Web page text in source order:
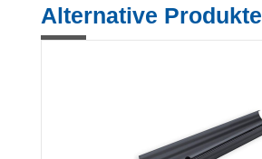
Produktgalerie überspringen
Alternative Produkte